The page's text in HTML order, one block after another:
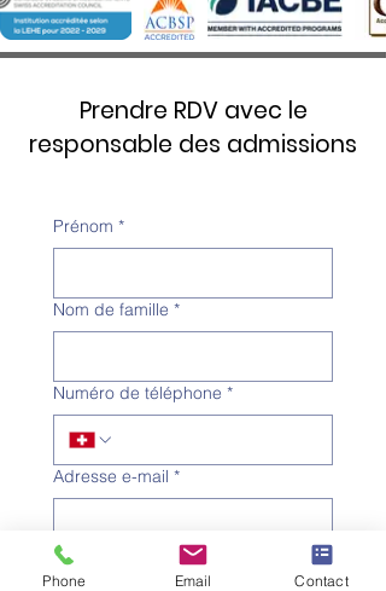
Prendre RDV avec le
responsable des admissions
Prénom *
Nom de famille *
Numéro de téléphone *
Adresse e-mail *
Objet
Phone Email Contact